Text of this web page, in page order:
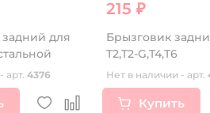
задний для
арт. 4376
215 ₽
Брызговик
T2,T2-G,T4,T6
Нет в наличии - арт.
Купить